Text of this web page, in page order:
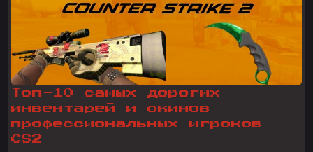
Топ-10 самых дорогих
инвентарей и скинов
профессиональных игроков
CS2